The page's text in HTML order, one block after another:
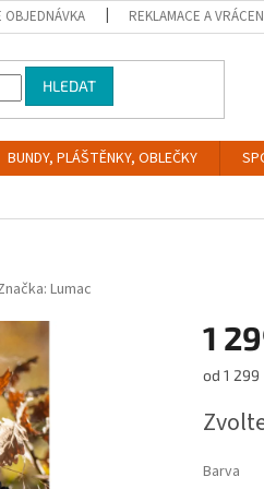
OBJEDNÁVKA REKLAMACE A
HLEDAT
BUNDY, PLÁŠTĚNKY, OBLEČKY
Lumac
1
Měrná
od 1 299
Barva